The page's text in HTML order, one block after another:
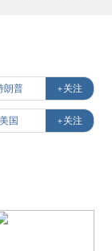
朗普 +关注
国 +关注